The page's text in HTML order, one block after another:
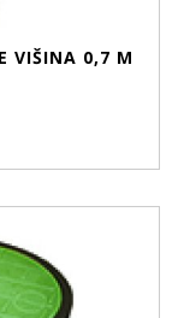
VIŠINA 0,7 M